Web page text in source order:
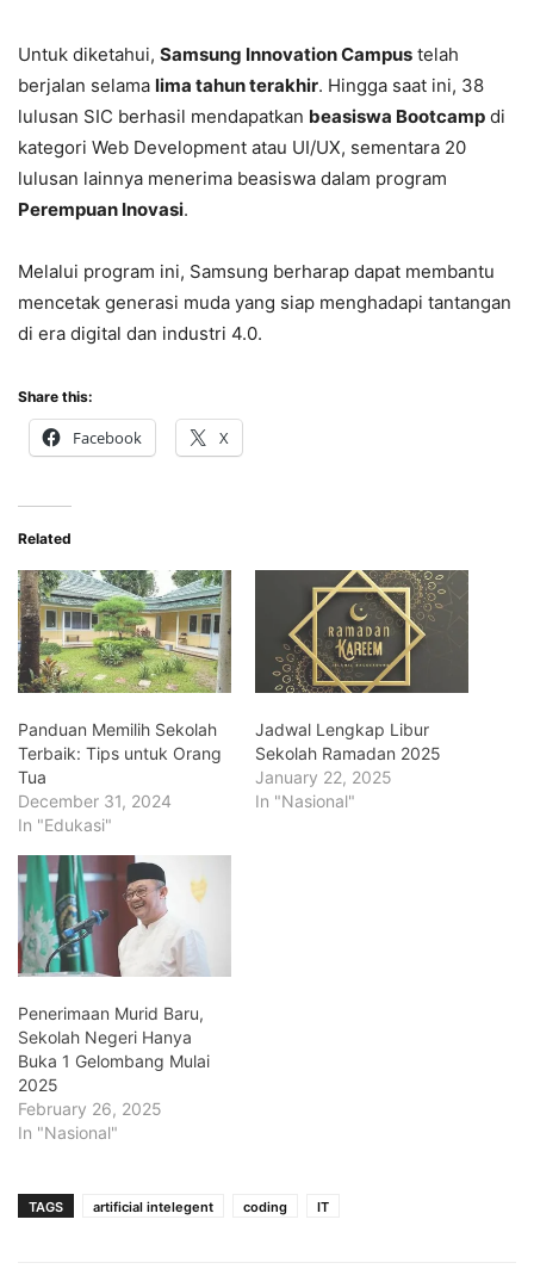
Untuk diketahui, Samsung Innovation Campus telah
berjalan selama lima tahun terakhir. Hingga saat ini, 38
lulusan SIC berhasil mendapatkan beasiswa Bootcamp di
kategori Web Development atau UI/UX, sementara 20
lulusan lainnya menerima beasiswa dalam program
Perempuan Inovasi.
Melalui program ini, Samsung berharap dapat membantu
mencetak generasi muda yang siap menghadapi tantangan
di era digital dan industri 4.0.
Share this:
Facebook X
Related
Panduan Memilih Sekolah
Terbaik: Tips untuk Orang
Tua
December 31, 2024
In "Edukasi"
Jadwal Lengkap Libur
Sekolah Ramadan 2025
January 22, 2025
In "Nasional"
Penerimaan Murid Baru,
Sekolah Negeri Hanya
Buka 1 Gelombang Mulai
2025
February 26, 2025
In "Nasional"
TAGS artificial intelegent coding IT